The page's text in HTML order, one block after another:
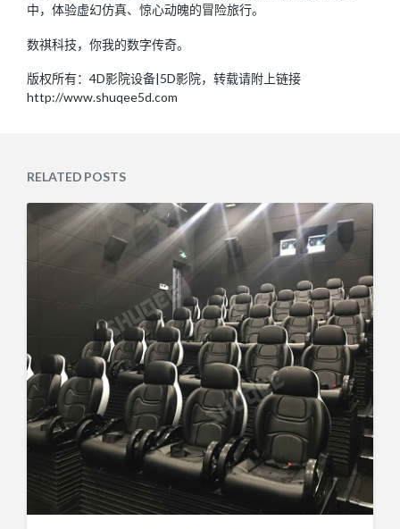
中，体验虚幻仿真、惊心动魄的冒险旅行。
数祺科技，你我的数字传奇。
版权所有：4D影院设备|5D影院，转载请附上链接
http://www.shuqee5d.com
RELATED POSTS